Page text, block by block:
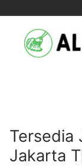
content
Tersedia
Jakarta